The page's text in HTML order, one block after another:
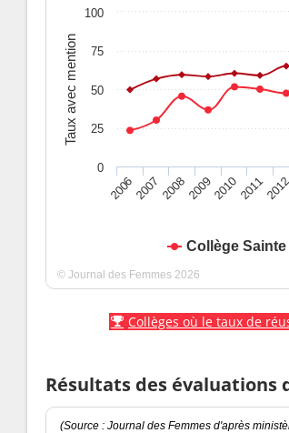
Taux avec mention
Collège Sainte
2006200720082009201020112012
0
25
50
75
100
© Journal des Femmes 2026
Collèges où le taux de
Résultats des évaluations
(Source : Journal des Femmes d'après